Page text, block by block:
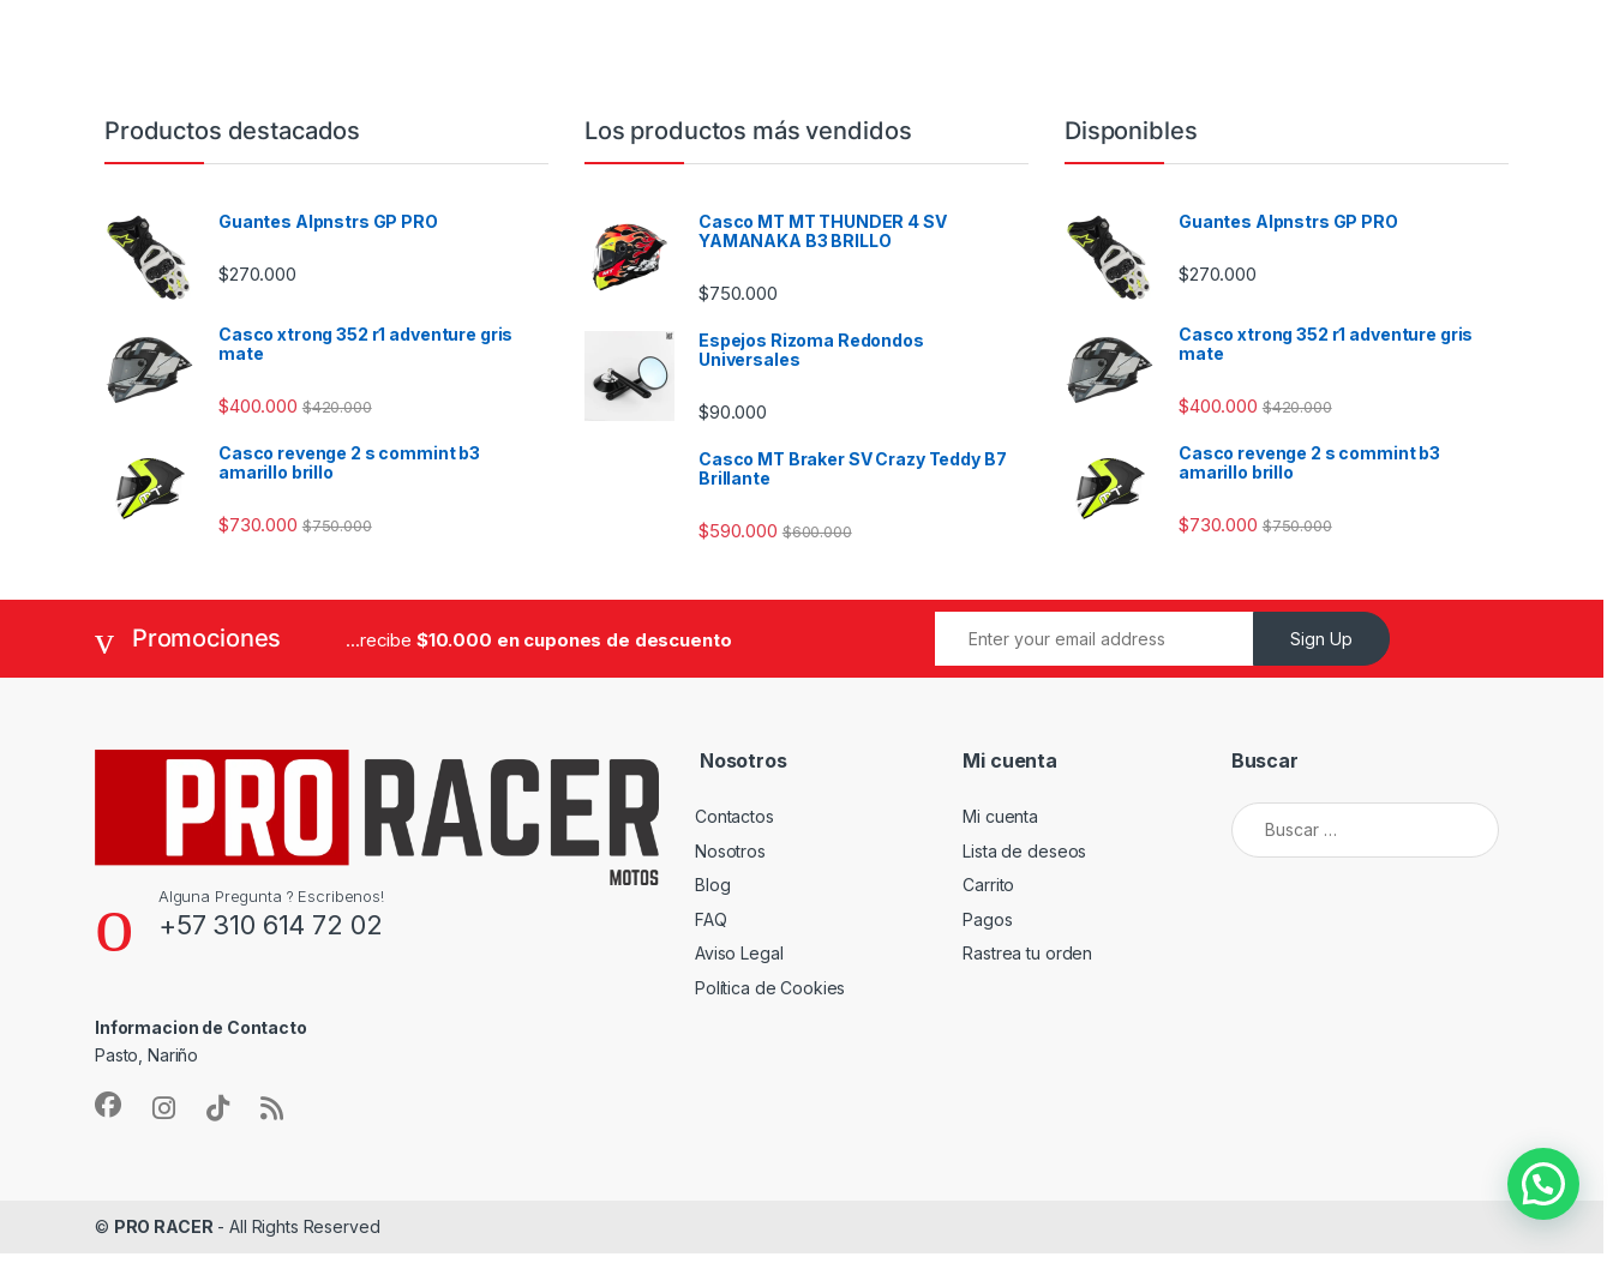
Productos destacados
Guantes Alpnstrs GP PRO
$270.000
Casco xtrong 352 r1 adventure gris
mate
$400.000 $420.000
Casco revenge 2 s commint b3
amarillo brillo
$730.000 $750.000
Los productos más vendidos
Casco MT MT THUNDER 4 SV
YAMANAKA B3 BRILLO
$750.000
Espejos Rizoma Redondos
Universales
$90.000
Casco MT Braker SV Crazy Teddy B7
Brillante
$590.000 $600.000
Disponibles
Guantes Alpnstrs GP PRO
$270.000
Casco xtrong 352 r1 adventure gris
mate
$400.000 $420.000
Casco revenge 2 s commint b3
amarillo brillo
$730.000 $750.000
Promociones ...recibe $10.000 en cupones de descuento Sign Up
Alguna Pregunta ? Escribenos!
+57 310 614 72 02
Informacion de Contacto
Pasto, Nariño
Nosotros
Contactos
Nosotros
Blog
FAQ
Aviso Legal
Política de Cookies
Mi cuenta
Mi cuenta
Lista de deseos
Carrito
Pagos
Rastrea tu orden
Buscar
Buscar:
© PRO RACER - All Rights Reserved